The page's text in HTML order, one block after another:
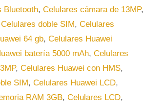
Bluetooth, Celulares cámara de 13MP,
Celulares doble SIM, Celulares
64 gb, Celulares Huawei
batería 5000 mAh, Celulares
, Celulares Huawei con HMS,
SIM, Celulares Huawei LCD,
RAM 3GB, Celulares LCD,